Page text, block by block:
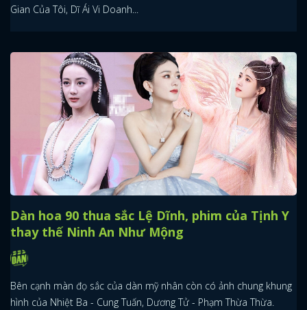
Gian Của Tôi, Dĩ Ái Vi Doanh...
Dàn hoa 90 thua sắc Lệ Dĩnh, phim của Tịnh Y
thay thế Ninh An Như Mộng
Bên cạnh màn đọ sắc của dàn mỹ nhân còn có ảnh chung khung
hình của Nhiệt Ba - Cung Tuấn, Dương Tử - Phạm Thừa Thừa.